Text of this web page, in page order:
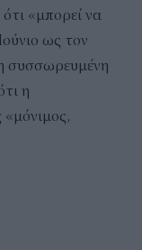
«μπορεί να
ως τον
συσσωρευμένη
η